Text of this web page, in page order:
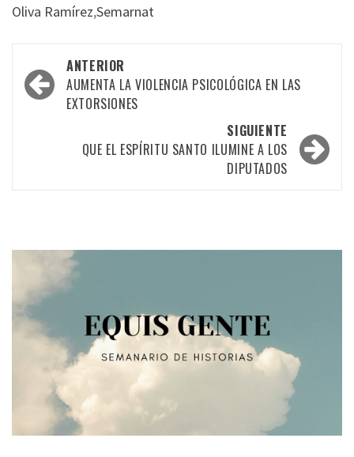
Oliva Ramírez,Semarnat
Navegación
por
entradas
ANTERIOR
AUMENTA LA VIOLENCIA PSICOLÓGICA EN LAS
EXTORSIONES
SIGUIENTE
QUE EL ESPÍRITU SANTO ILUMINE A LOS
DIPUTADOS